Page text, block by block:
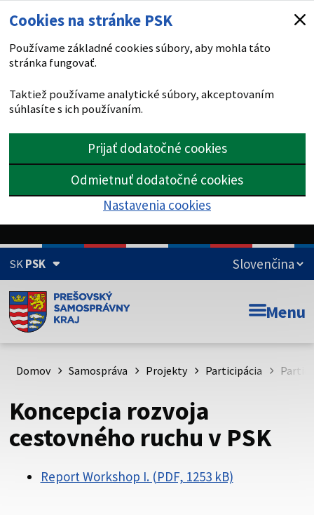
Cookies na stránke PSK
Používame základné cookies súbory, aby mohla táto
stránka fungovať.
Taktiež používame analytické súbory, akceptovaním
súhlasíte s ich používaním.
Prijať dodatočné cookies
Odmietnuť dodatočné cookies
Nastavenia cookies
SKPSK
Doména psk.sk je oficiálna
Toto je oficiálna webová stránka Prešovského
psk.sk.
Buďte pozorní a vždy sa uistite, že zdieľate informácie iba
cez zabezpečenú webovú stránku. Zabezpečená stránka
Menu
Domov Samospráva Projekty Participácia
Koncepcia rozvoja
cestovného ruchu v PSK
Report Workshop I. (PDF, 1253 kB)